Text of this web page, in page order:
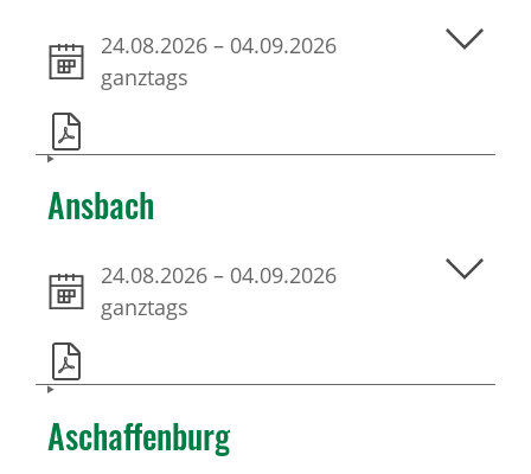
24.08.2026 – 04.09.2026
ganztags
Ansbach
24.08.2026 – 04.09.2026
ganztags
Aschaffenburg